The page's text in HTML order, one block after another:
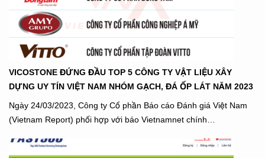
VICOSTONE ĐỨNG ĐẦU TOP 5 CÔNG TY VẬT LIỆU XÂY
DỰNG UY TÍN VIỆT NAM NHÓM GẠCH, ĐÁ ỐP LÁT NĂM 2023
Ngày 24/03/2023, Công ty Cổ phần Báo cáo Đánh giá Việt Nam
(Vietnam Report) phối hợp với báo Vietnamnet chính…